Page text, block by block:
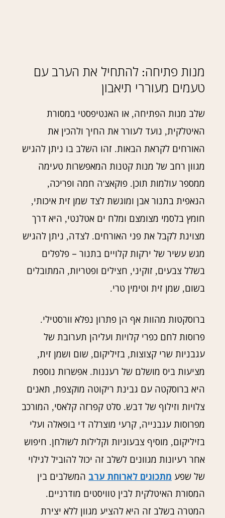
מנות פתיחה: להתחיל את הערב עם
טעמים מעוררי תיאבון
שלב מנות הפתיחה, או האנטיפסטי במסורת
האיטלקית, נועד לעורר את החיך ולהכין את
האורחים לקראת הבאות. זהו השלב בו ניתן להגיש
מגוון רחב של מנות קטנות המאפשרות טעימה
ממספר עולמות תוכן. פוקאצ'ה חמה ופריכה,
הנאפית בתנור אבן ומוגשת לצד שמן זית איכותי,
חומץ בלסמי מצומצם ומלח ים אטלנטי, היא דרך
מצוינת לקבל את פני האורחים. לצדה, ניתן להגיש
מגש עשיר של ירקות קלויים בתנור – פלפלים
בשלל צבעים, זוקיני, חצילים ופטריות, המתובלים
בשום, שמן זית וטימין טרי.
ברוסקטות מהוות אף הן פתרון נפלא וורסטילי.
פרוסות לחם כפרי קלויות ועליהן תערובת של
עגבניות שרי קצוצות, בזיליקום, שום ושמן זית,
מציעות ביס מושלם של רעננות. אפשרות נוספת
היא ברוסקטה עם גבינת ריקוטה מוקצפת, תאנים
צלויות וזילוף של דבש. סלט קפרזה קלאסי, המורכב
מפרוסות עגבנייה, קרעי מוצרלה די בופאלה ועלי
בזיליקום, מוסיף צבעוניות וקלילות לשולחן. חיפוש
אחר רעיונות מגוונים לשלב זה יכול להוביל לגילוי
של שפע מתכונים לארוחת ערב המשלבים בין
המסורת האיטלקית לבין טוויסטים מודרניים.
המטרה בשלב זה היא להציע מגוון ללא יצירת